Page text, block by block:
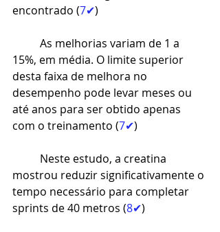
encontrado (7✔)
As melhorias variam de 1 a
15%, em média. O limite superior
desta faixa de melhora no
desempenho pode levar meses ou
até anos para ser obtido apenas
com o treinamento (7✔)
Neste estudo, a creatina
mostrou reduzir significativamente o
tempo necessário para completar
sprints de 40 metros (8✔)